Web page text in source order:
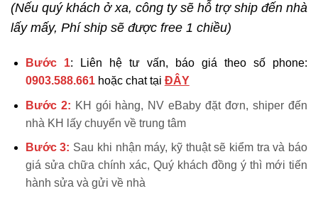
(Nếu quý khách ở xa, công ty sẽ hỗ trợ ship đến nhà
lấy mấy, Phí ship sẽ được free 1 chiều)
Bước 1: Liên hệ tư vấn, báo giá theo số phone:
0903.588.661hoặc chat tại ĐÂY
Bước 2: KH gói hàng, NV eBaby đặt đơn, shiper đến
nhà KH lấy chuyển về trung tâm
Bước 3: Sau khi nhận máy, kỹ thuật sẽ kiểm tra và báo
giá sửa chữa chính xác, Quý khách đồng ý thì mới tiến
hành sửa và gửi về nhà